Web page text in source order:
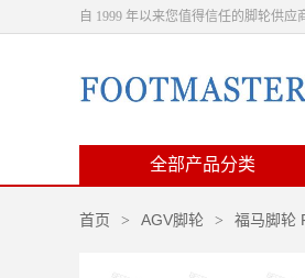
自 1999 年以来您值得信任的脚轮供应
全部产品分类
首页 > AGV脚轮 > 福马脚轮